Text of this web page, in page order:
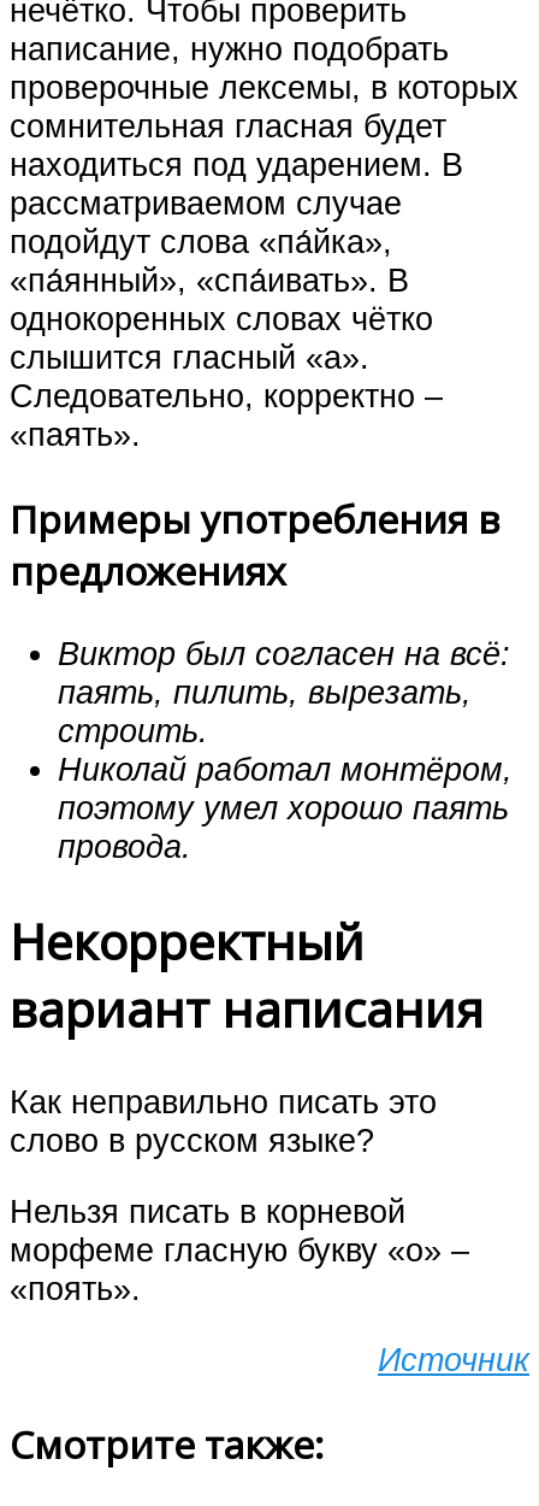
нечётко. Чтобы проверить
написание, нужно подобрать
проверочные лексемы, в которых
сомнительная гласная будет
находиться под ударением. В
рассматриваемом случае
подойдут слова «па́йка»,
«па́янный», «спа́ивать». В
однокоренных словах чётко
слышится гласный «а».
Следовательно, корректно –
«паять».
Примеры употребления в
предложениях
Виктор был согласен на всё:
паять, пилить, вырезать,
строить.
Николай работал монтёром,
поэтому умел хорошо паять
провода.
Некорректный
вариант написания
Как неправильно писать это
слово в русском языке?
Нельзя писать в корневой
морфеме гласную букву «о» –
«поять».
Источник
Смотрите также: